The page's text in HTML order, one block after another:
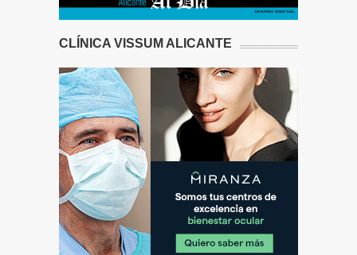
CLÍNICA VISSUM ALICANTE